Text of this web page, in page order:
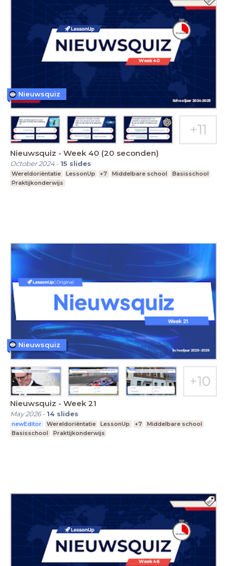
Nieuwsquiz - Week 40 (20 seconden)
October 2024- 15 slides
Wereldoriëntatie LessonUp +7 Middelbare school
Basisschool
Praktijkonderwijs
Nieuwsquiz
Nieuwsquiz - Week 21
May 2026- 14 slides
newEditor Wereldoriëntatie LessonUp +7
Middelbare school
Basisschool
Praktijkonderwijs
Nieuwsquiz